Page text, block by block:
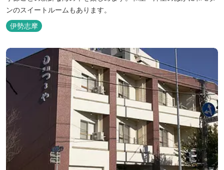
ンのスイートルームもあります。
伊勢志摩